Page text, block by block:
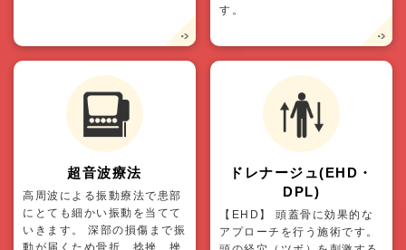
す。
超音波療法
高周波による振動療法で患部
にとても細かい振動を当てて
いきます。 深部の損傷まで振
動が届くため骨折、捻挫、挫
ドレナージュ(EHD・
DPL)
【EHD】 頭蓋骨に効果的な
アプローチを行う施術です。